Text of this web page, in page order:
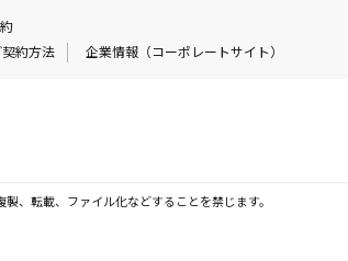
契約方法 企業情報（コーポレートサイト）
、転載、ファイル化などすることを禁じます。